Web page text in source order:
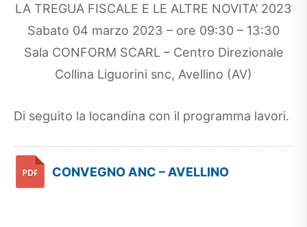
LA TREGUA FISCALE E LE ALTRE NOVITA’ 2023
Sabato 04 marzo 2023 – ore 09:30 – 13:30
Sala CONFORM SCARL – Centro Direzionale
Collina Liguorini snc, Avellino (AV)
Di seguito la locandina con il programma lavori.
CONVEGNO ANC – AVELLINO